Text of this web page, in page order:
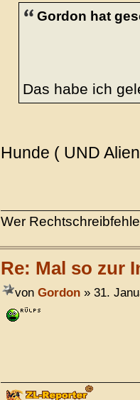
Gordon hat
Das habe ich
Hunde ( UND
Wer
Re: Mal so zur
von Gordon» 31.